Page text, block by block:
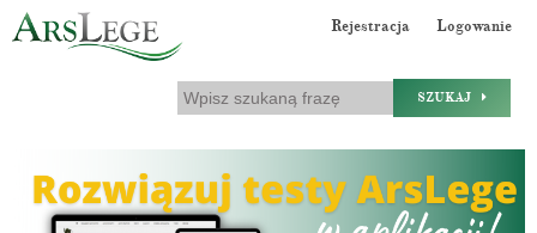
Rejestracja Logowanie
SZUKAJ